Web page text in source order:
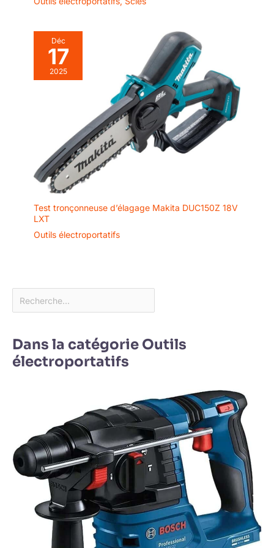
Déc
17
2025
Test tronçonneuse d’élagage Makita DUC150Z 18V
LXT
Outils électroportatifs
Dans la catégorie Outils
électroportatifs